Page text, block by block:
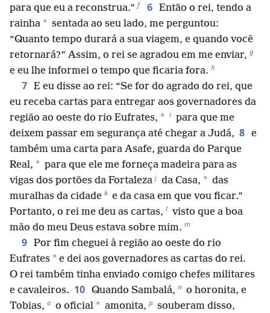
para que eu a reconstrua.” f 6 Então o rei, tendo a
rainha * sentada ao seu lado, me perguntou:
“Quanto tempo durará a sua viagem, e quando você
retornará?” Assim, o rei se agradou em me enviar, g
e eu lhe informei o tempo que ficaria fora. h
7 E eu disse ao rei: “Se for do agrado do rei, que
eu receba cartas para entregar aos governadores da
região ao oeste do rio Eufrates, * i para que me
deixem passar em segurança até chegar a Judá, 8 e
também uma carta para Asafe, guarda do Parque
Real, * para que ele me forneça madeira para as
vigas dos portões da Fortaleza j da Casa, * das
muralhas da cidade k e da casa em que vou ficar.”
Portanto, o rei me deu as cartas, l visto que a boa
mão do meu Deus estava sobre mim. m
9 Por fim cheguei à região ao oeste do rio
Eufrates * e dei aos governadores as cartas do rei.
O rei também tinha enviado comigo chefes militares
e cavaleiros. 10 Quando Sambalá, n o horonita, e
Tobias, o o oficial * amonita, p souberam disso,